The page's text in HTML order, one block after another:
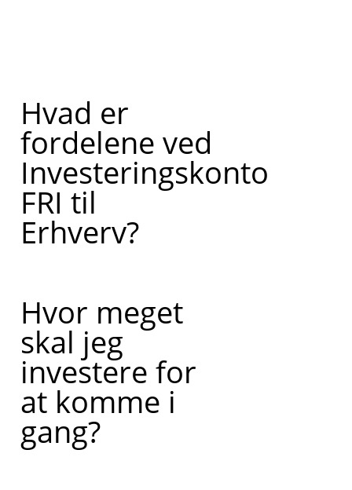
Hvad er
fordelene ved
Investeringskonto
FRI til
Erhverv?
Hvor meget
skal jeg
investere for
at komme i
gang?